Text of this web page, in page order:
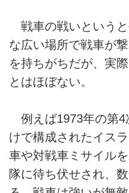
戦車の戦いというと
な広い場所で戦車が
を持ちがちだが、実
とはほぼない。
例えば1973年の第4
けで構成されたイス
車や対戦車ミサイル
隊に待ち伏せされ、